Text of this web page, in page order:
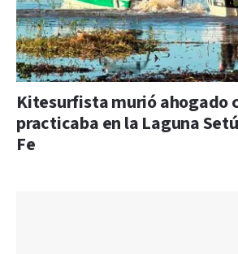
Kitesurfista murió ahogado
practicaba en la Laguna
Fe